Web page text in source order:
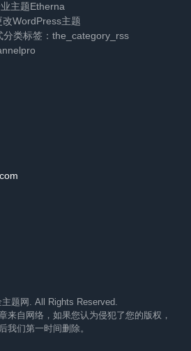
主题Etherna
WordPress主题
分类标签：the_category_rss
题网. All Rights Reserved.
来自网络，如果您认为侵犯了您的版权，
我们第一时间删除。